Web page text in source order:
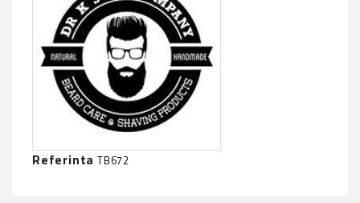
Referinta TB672